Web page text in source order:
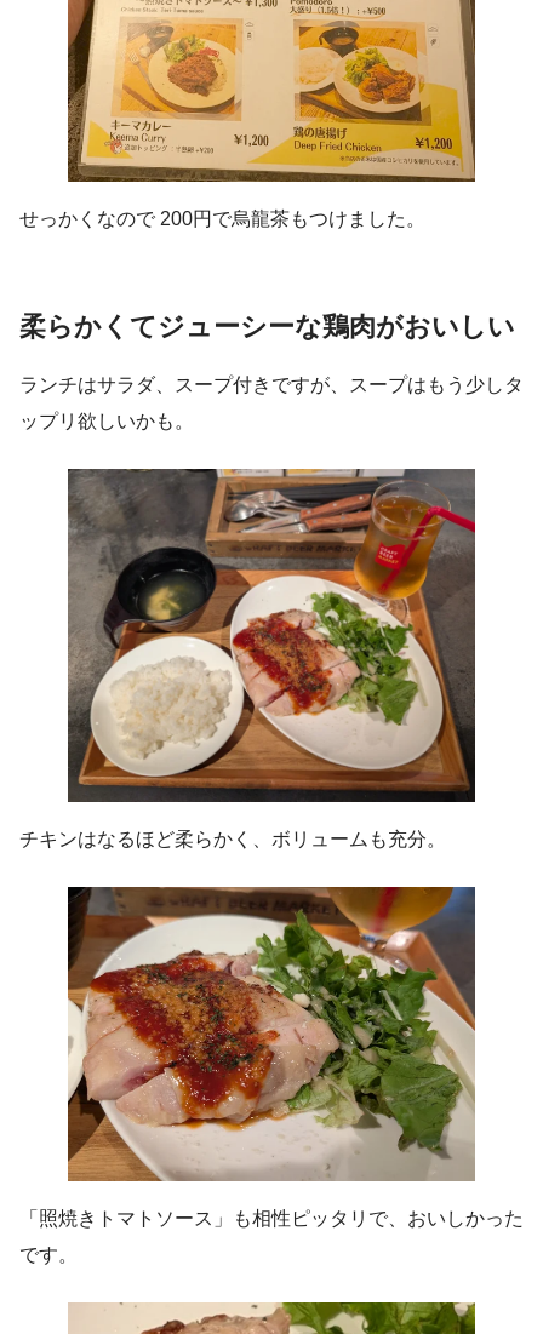
せっかくなので 200円で烏龍茶もつけました。
柔らかくてジューシーな鶏肉がおいしい
ランチはサラダ、スープ付きですが、スープはもう少しタ
ップリ欲しいかも。
チキンはなるほど柔らかく、ボリュームも充分。
「照焼きトマトソース」も相性ピッタリで、おいしかった
です。